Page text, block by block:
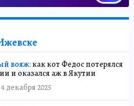
вояж:как кот Федос потерялся
и оказался аж в Якутии
4 декабря 2025